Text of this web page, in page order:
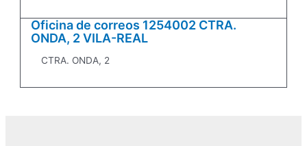
Oficina de correos 1254002 CTRA.
ONDA, 2 VILA-REAL
CTRA. ONDA, 2